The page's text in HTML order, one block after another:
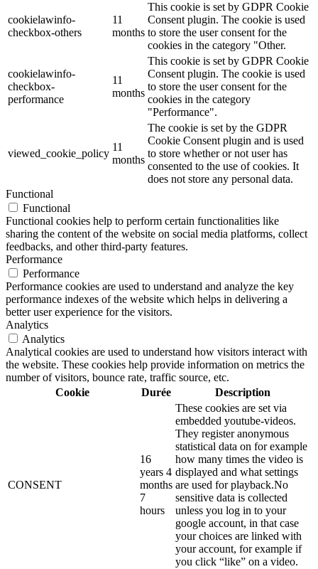
cookielawinfo-
checkbox-others
11
months
This cookie is set by GDPR Cookie
Consent plugin. The cookie is used
to store the user consent for the
cookies in the category "Other.
cookielawinfo-
checkbox-
performance
11
months
This cookie is set by GDPR Cookie
Consent plugin. The cookie is used
to store the user consent for the
cookies in the category
"Performance".
viewed_cookie_policy
11
months
The cookie is set by the GDPR
Cookie Consent plugin and is used
to store whether or not user has
consented to the use of cookies. It
does not store any personal data.
Functional
Functional
Functional cookies help to perform certain functionalities like
sharing the content of the website on social media platforms, collect
feedbacks, and other third-party features.
Performance
Performance
Performance cookies are used to understand and analyze the key
performance indexes of the website which helps in delivering a
better user experience for the visitors.
Analytics
Analytics
Analytical cookies are used to understand how visitors interact with
the website. These cookies help provide information on metrics the
number of visitors, bounce rate, traffic source, etc.
Cookie
Durée Description
CONSENT
16
years 4
months
7
hours
These cookies are set via
embedded youtube-videos.
They register anonymous
statistical data on for example
how many times the video is
displayed and what settings
are used for playback.No
sensitive data is collected
unless you log in to your
google account, in that case
your choices are linked with
your account, for example if
you click “like” on a video.